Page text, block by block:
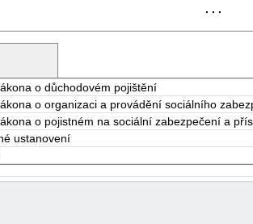
. . .
o důchodovém pojištění
o organizaci a provádění sociálního
o pojistném na sociální zabezpečení a
ustanovení